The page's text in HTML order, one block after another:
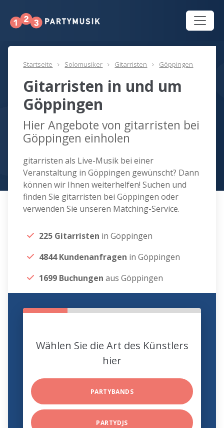
Startseite Solomusiker Gitarristen Göppingen
Gitarristen in und um
Göppingen
Hier Angebote von gitarristen bei
Göppingen einholen
gitarristen als Live-Musik bei einer
Veranstaltung in Göppingen gewünscht? Dann
können wir Ihnen weiterhelfen! Suchen und
finden Sie gitarristen bei Göppingen oder
verwenden Sie unseren Matching-Service.
225 Gitarristen in Göppingen
4844 Kundenanfragen in Göppingen
1699 Buchungen aus Göppingen
Wählen Sie die Art des Künstlers
hier
PARTYBANDS
PARTYDJS